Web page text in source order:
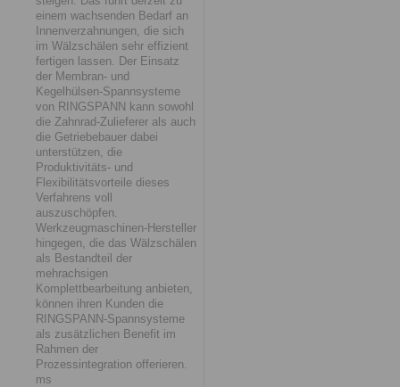
einem wachsenden Bedarf an
Innenverzahnungen, die sich
im Wälzschälen sehr effizient
fertigen lassen. Der Einsatz
der Membran- und
Kegelhülsen-Spannsysteme
von RINGSPANN kann sowohl
die Zahnrad-Zulieferer als auch
die Getriebebauer dabei
unterstützen, die
Produktivitäts- und
Flexibilitätsvorteile dieses
Verfahrens voll
auszuschöpfen.
Werkzeugmaschinen-Hersteller
hingegen, die das Wälzschälen
als Bestandteil der
mehrachsigen
Komplettbearbeitung anbieten,
können ihren Kunden die
RINGSPANN-Spannsysteme
als zusätzlichen Benefit im
Rahmen der
Prozessintegration offerieren.
ms